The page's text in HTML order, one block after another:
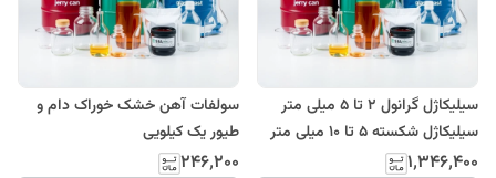
سیلیکاژل گرانول 2 تا 5 میلی متر
سیلیکاژل شکسته 5 تا 10 میلی متر
۱٬۳۴۶٬۴۰۰
سولفات آهن خشک خوراک دام و
طیور یک کیلویی
۲۴۶٬۲۰۰